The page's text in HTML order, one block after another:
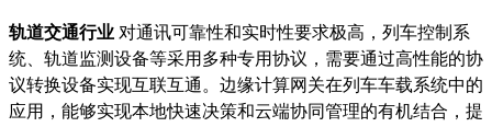
轨道交通行业 对通讯可靠性和实时性要求极高，列车控制系
统、轨道监测设备等采用多种专用协议，需要通过高性能的协
议转换设备实现互联互通。边缘计算网关在列车车载系统中的
应用，能够实现本地快速决策和云端协同管理的有机结合，提